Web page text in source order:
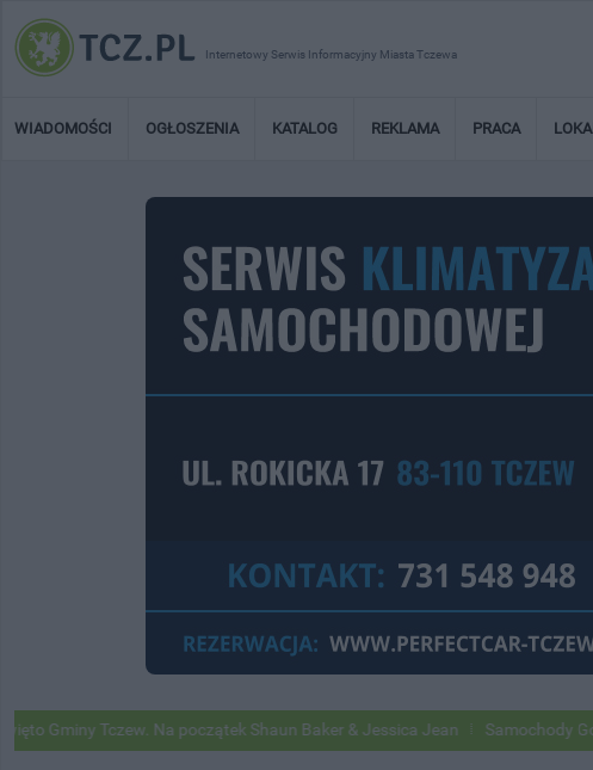
Internetowy Serwis Informacyjny Miasta Tczewa
WIADOMOŚCI OGŁOSZENIA KATALOG REKLAMA PRACA
Tczew. Na początek Shaun Baker & Jessica Jean Samochody Google